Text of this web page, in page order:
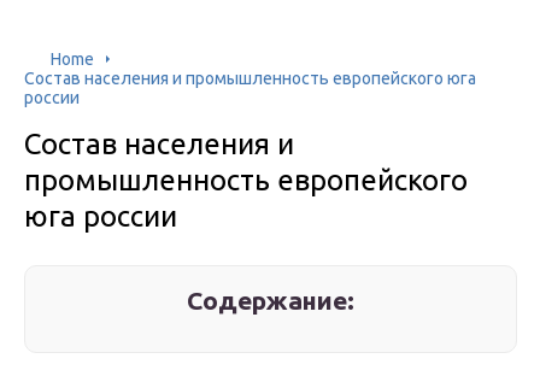
Home
Состав населения и промышленность европейского юга
россии
Состав населения и
промышленность европейского
юга россии
Содержание: